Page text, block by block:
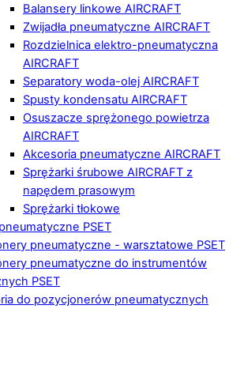
Balansery linkowe AIRCRAFT
Zwijadła pneumatyczne AIRCRAFT
Rozdzielnica elektro-pneumatyczna
AIRCRAFT
Separatory woda-olej AIRCRAFT
Spusty kondensatu AIRCRAFT
Osuszacze sprężonego powietrza
AIRCRAFT
Akcesoria pneumatyczne AIRCRAFT
Sprężarki śrubowe AIRCRAFT z
napędem prasowym
Sprężarki tłokowe
PSET
pneumatyczne - warsztatowe PSET
pneumatyczne do instrumentów
PSET
do pozycjonerów pneumatycznych